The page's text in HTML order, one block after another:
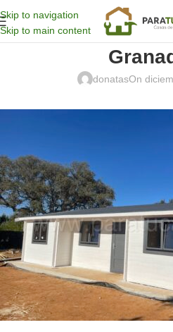
Skip to navigation
Skip to main content
donatasOn